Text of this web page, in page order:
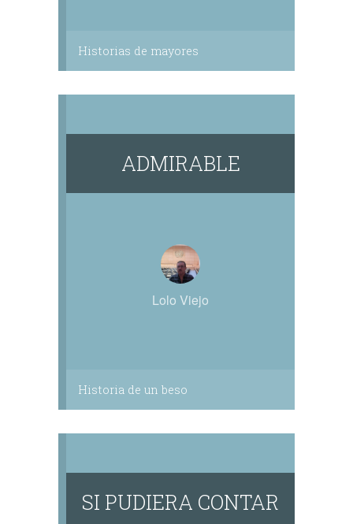
Historias de mayores
ADMIRABLE
Lolo Viejo
Historia de un beso
SI PUDIERA CONTAR